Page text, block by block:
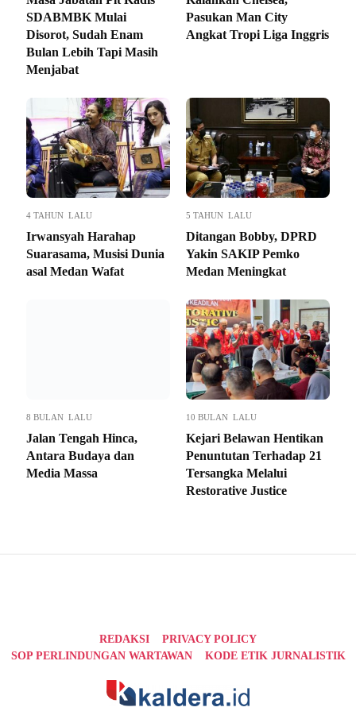
SDABMBK Mulai
Disorot, Sudah Enam
Bulan Lebih Tapi Masih
Menjabat
Pasukan Man City
Angkat Tropi Liga Inggris
4 TAHUN LALU
Irwansyah Harahap
Suarasama, Musisi Dunia
asal Medan Wafat
5 TAHUN LALU
Ditangan Bobby, DPRD
Yakin SAKIP Pemko
Medan Meningkat
8 BULAN LALU
Jalan Tengah Hinca,
Antara Budaya dan
Media Massa
10 BULAN LALU
Kejari Belawan Hentikan
Penuntutan Terhadap 21
Tersangka Melalui
Restorative Justice
REDAKSI
PRIVACY POLICY
SOP PERLINDUNGAN WARTAWAN
KODE ETIK JURNALISTIK